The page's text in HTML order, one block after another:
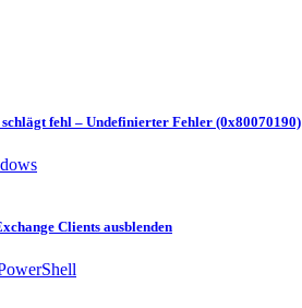
fehl – Undefinierter Fehler (0x80070190)
Clients ausblenden